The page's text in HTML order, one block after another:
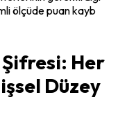
ölçüde puan kayb
Her
Düzey